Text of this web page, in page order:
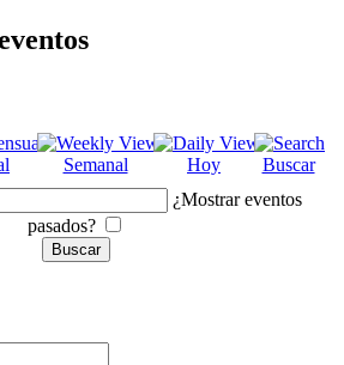
Semanal Hoy
Buscar
¿Mostrar eventos
pasados?